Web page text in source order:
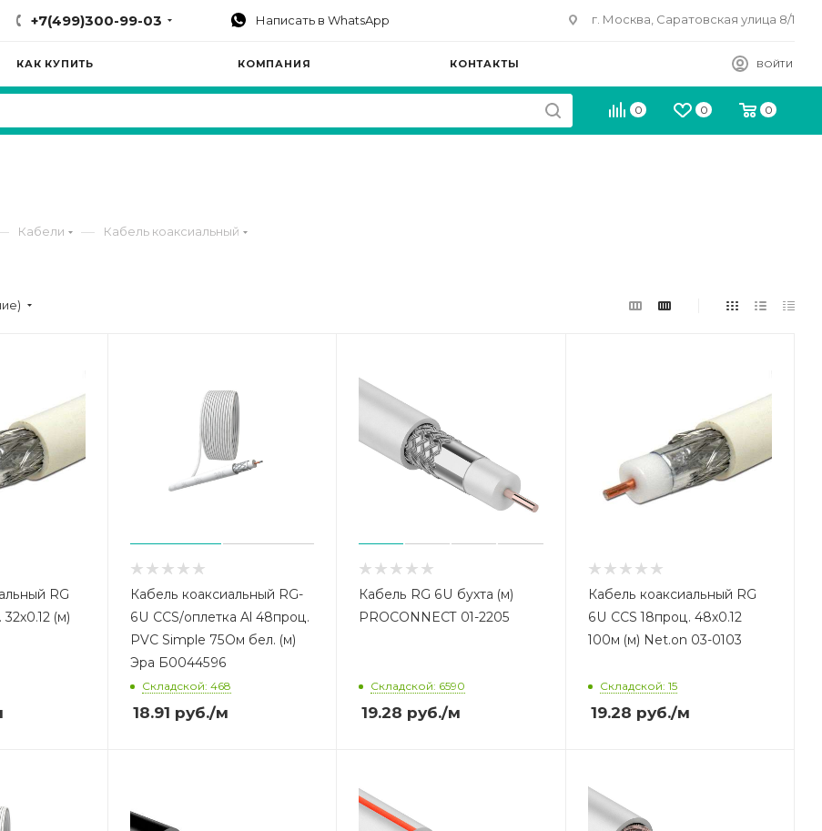
+7(499)300-99-03 Написать в WhatsApp г. Москва, Саратовская улица 8/1
ВОЙТИ
КАК КУПИТЬ КОМПАНИЯ КОНТАКТЫ
0 0 0
Кабели — Кабель коаксиальный
RG
(м)
Кабель коаксиальный RG-
6U CCS/оплетка Al 48проц.
PVC Simple 75Ом бел. (м)
Эра Б0044596
Складской: 468
18.91 руб./м
Кабель RG 6U бухта (м)
PROCONNECT 01-2205
Складской: 6590
19.28 руб./м
Кабель коаксиальный RG
6U CCS 18проц. 48х0.12
100м (м) Net.on 03-0103
Складской: 15
19.28 руб./м